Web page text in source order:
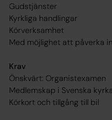
Gudstjänster
Kyrkliga handlingar
Körverksamhet
Med möjlighet att påverka
Krav
Önskvärt: Organistexamen
Medlemskap i Svenska
Körkort och tillgång till bil